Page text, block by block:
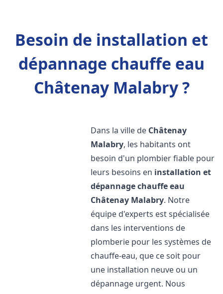
Besoin de installation et
dépannage chauffe eau
Châtenay Malabry ?
Dans la ville de Châtenay
Malabry, les habitants ont
besoin d'un plombier fiable pour
leurs besoins en installation et
dépannage chauffe eau
Châtenay Malabry. Notre
équipe d'experts est spécialisée
dans les interventions de
plomberie pour les systèmes de
chauffe-eau, que ce soit pour
une installation neuve ou un
dépannage urgent. Nous